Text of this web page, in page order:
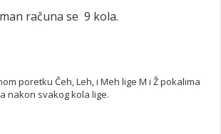
računa se 9 kola.
poretku Čeh, Leh, i Meh lige M i Ž pokalima
nakon svakog kola lige.